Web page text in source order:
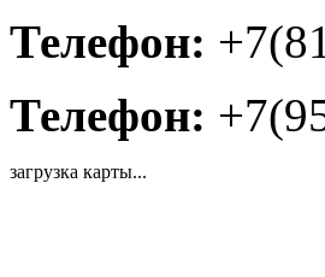
Телефон:
Телефон:
загрузка карты...